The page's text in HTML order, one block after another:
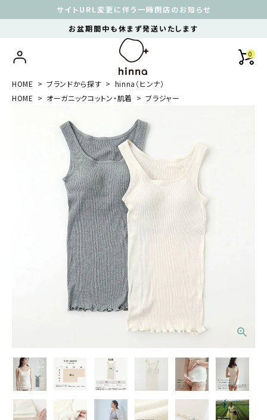
サイトURL変更に伴う一時閉店のお知らせ
お盆期間中も休まず発送いたします
0
HOME ブランドから探す
hinna（ヒンナ）
HOME
オーガニックコットン・肌着 ブラジャー